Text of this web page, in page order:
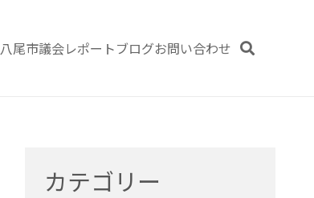
八尾市議会レポートブログお問い合わせ
カテゴリー